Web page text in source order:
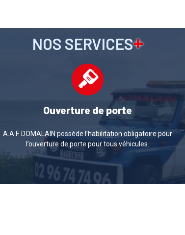
NOS SERVICES+
Ouverture de porte
A.A.F. DOMALAINpossède l’habilitation obligatoire pour
l’ouverture de porte pour tous véhicules.